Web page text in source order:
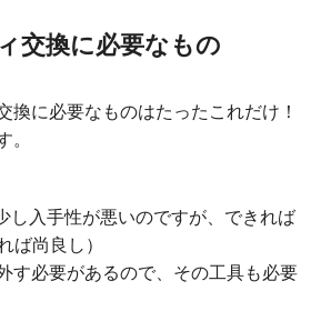
交換に必要なもの
換に必要なものはたったこれだけ！
。
し入手性が悪いのですが、できれば
ば尚良し）
す必要があるので、その工具も必要